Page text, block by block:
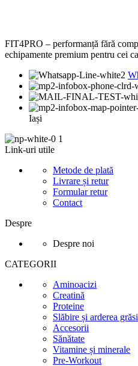
FIT4PRO – performanță fără
echipamente premium pentru cei
Iași
Link-uri utile
Metode de plată
Livrare și retur
Formular retur
Contact
Despre
Despre noi
CATEGORII
Aminoacizi
Creatină
Proteine
Slăbire și arderea
Accesorii
Sănătate
Vitamine și minerale
Pre-Workout